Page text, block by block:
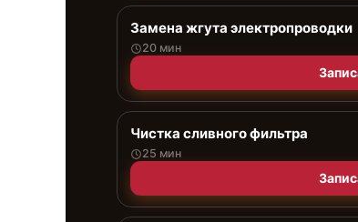
Замена жгута электропроводки
20 мин
Чистка сливного фильтра
25 мин